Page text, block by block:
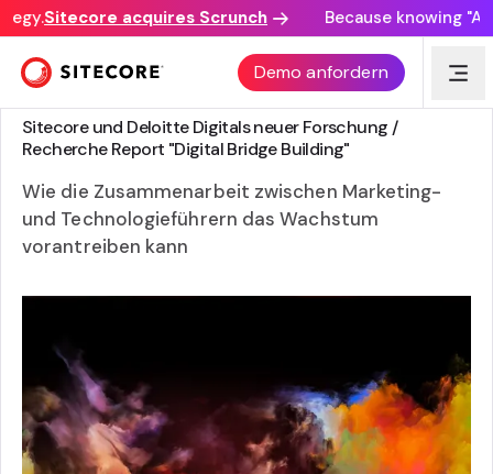
Sitecore acquires Scrunch Because knowing
Demo anfordern
FORSCHUNGSBERICHT
Sitecore und Deloitte Digitals neuer Forschung /
Recherche Report "Digital Bridge Building"
Wie die Zusammenarbeit zwischen Marketing-
und Technologieführern das Wachstum
vorantreiben kann